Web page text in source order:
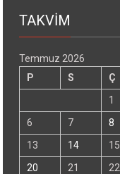
TAKVİM
Temmuz 2026
P
S Ç
1
6
7 8
13
14 15
20
21 22